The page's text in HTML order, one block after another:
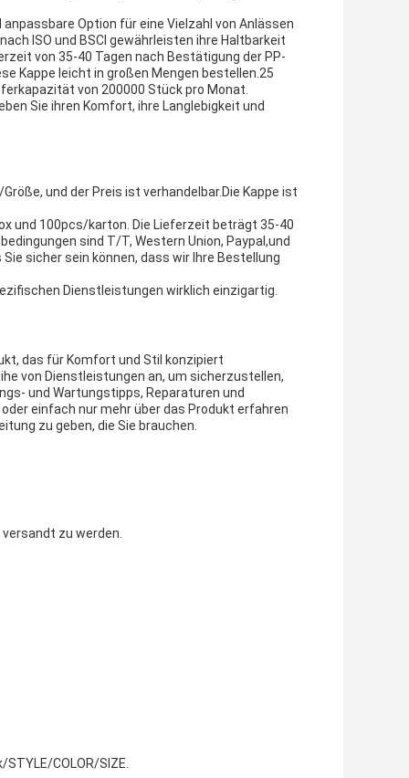
Option für eine Vielzahl von Anlässen
ISO und BSCI gewährleisten ihre Haltbarkeit
von 35-40 Tagen nach Bestätigung der PP-
Kappe leicht in großen Mengen bestellen.25
von 200000 Stück pro Monat.
Sie ihren Komfort, ihre Langlebigkeit und
und der Preis ist verhandelbar.Die Kappe ist
und 100pcs/karton. Die Lieferzeit beträgt 35-40
sind T/T, Western Union, Paypal,und
sicher sein können, dass wir Ihre Bestellung
Dienstleistungen wirklich einzigartig.
das für Komfort und Stil konzipiert
von Dienstleistungen an, um sicherzustellen,
und Wartungstipps, Reparaturen und
einfach nur mehr über das Produkt erfahren
zu geben, die Sie brauchen.
zu werden.
COLOR/SIZE.